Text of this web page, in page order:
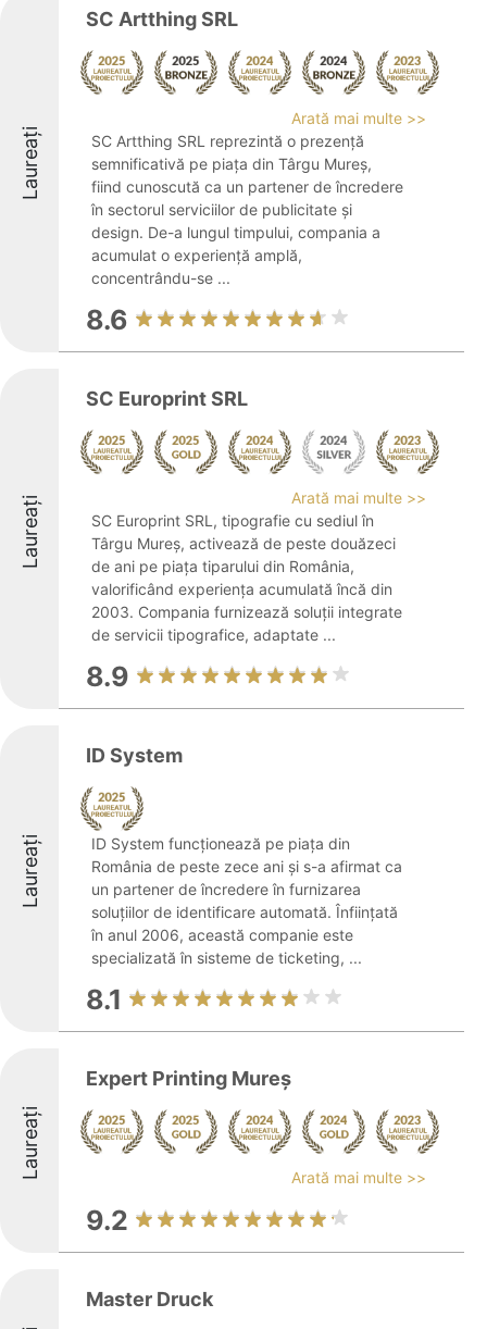
Laureați
SC Artthing SRL
Arată mai multe >>
SC Artthing SRL reprezintă o prezență
semnificativă pe piața din Târgu Mureș,
fiind cunoscută ca un partener de încredere
în sectorul serviciilor de publicitate și
design. De-a lungul timpului, compania a
acumulat o experiență amplă,
concentrându-se ...
8.6
Laureați
SC Europrint SRL
Arată mai multe >>
SC Europrint SRL, tipografie cu sediul în
Târgu Mureș, activează de peste douăzeci
de ani pe piața tiparului din România,
valorificând experiența acumulată încă din
2003. Compania furnizează soluții integrate
de servicii tipografice, adaptate ...
8.9
Laureați
ID System
ID System funcționează pe piața din
România de peste zece ani și s-a afirmat ca
un partener de încredere în furnizarea
soluțiilor de identificare automată. Înființată
în anul 2006, această companie este
specializată în sisteme de ticketing, ...
8.1
Laureați
Expert Printing Mureș
Arată mai multe >>
9.2
Master Druck